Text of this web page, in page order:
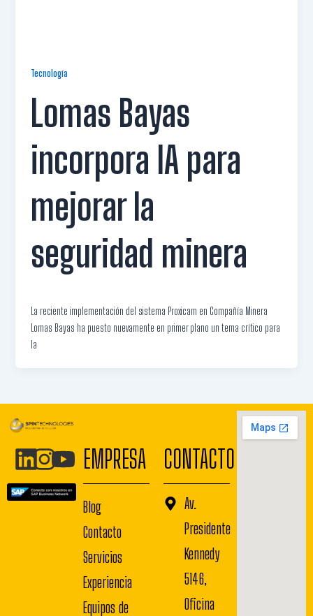
Tecnología
Lomas Bayas
incorpora IA para
mejorar la
seguridad minera
La reciente implementación del sistema Proxicam en Compañía Minera
Lomas Bayas ha puesto nuevamente en primer plano un tema crítico para
la
EMPRESA
Blog
Contacto
Servicios
Experiencia
Equipos de
CONTACTO
Av.
Presidente
Kennedy
5146,
Oficina